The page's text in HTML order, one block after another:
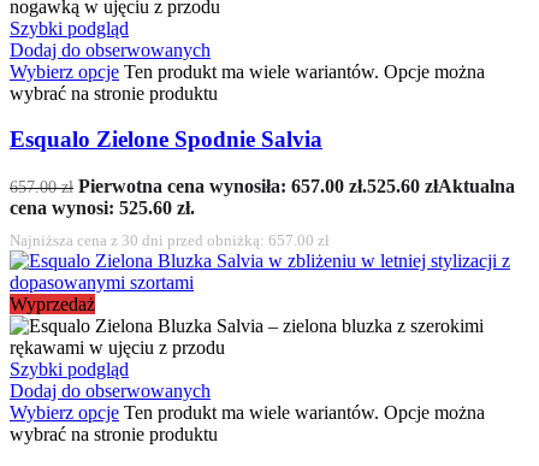
Szybki podgląd
Dodaj do obserwowanych
Wybierz opcje Ten produkt ma wiele wariantów. Opcje można
wybrać na stronie produktu
Esqualo Zielone Spodnie Salvia
657.00zł Pierwotna cena wynosiła: 657.00 zł.525.60 złAktualna
cena wynosi: 525.60 zł.
Najniższa cena z 30 dni przed obniżką: 657.00 zł
Wyprzedaż
Szybki podgląd
Dodaj do obserwowanych
Wybierz opcje Ten produkt ma wiele wariantów. Opcje można
wybrać na stronie produktu